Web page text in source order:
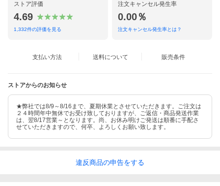
ストア評価
4.69
1,332件の評価を見る
注文キャンセル発生率
0.00％
注文キャンセル発生率とは？
支払い方法 送料について 販売条件
ストアからのお知らせ
★弊社では8/9～8/16まで、夏期休業とさせていただきます。ご注文は
２４時間年中無休でお受け致しておりますが、ご返信・商品発送作業
は、翌8/17営業～となります。尚、お休み明けご発送は順番に手配さ
せていただきますので、何卒、よろしくお願い致します。
違反商品の申告をする